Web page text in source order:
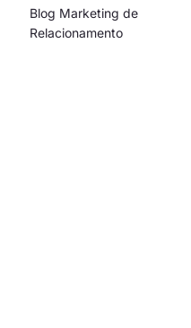
Blog Marketing de
Relacionamento